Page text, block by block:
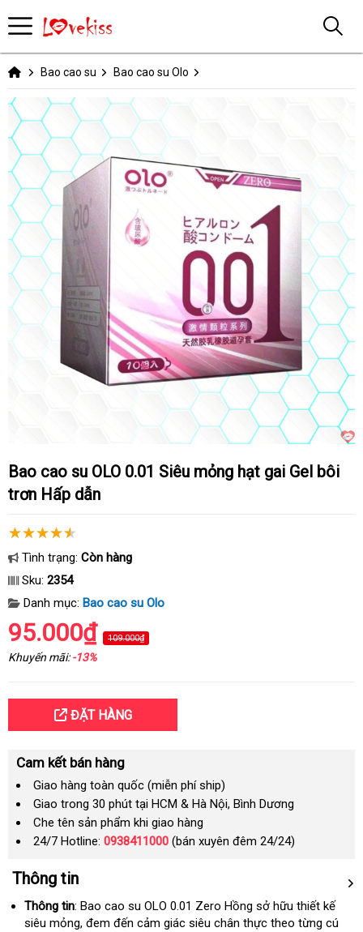
Bao cao su Bao cao su Olo
Bao cao su OLO 0.01 Siêu mỏng hạt gai Gel bôi
trơn Hấp dẫn
Tình trạng: Còn hàng
Sku: 2354
Danh mục: Bao cao su Olo
95.000₫ 109.000₫
Khuyến mãi:-13%
ĐẶT HÀNG
Cam kết bán hàng
Giao hàng toàn quốc (miễn phí ship)
Giao trong 30 phút tại HCM & Hà Nội, Bình Dương
Che tên sản phẩm khi giao hàng
24/7 Hotline: 0938411000 (bán xuyên đêm 24/24)
Thông tin
Thông tin: Bao cao su OLO 0.01 Zero Hồng sở hữu thiết kế
siêu mỏngtổng
, đem đến cảm giác siêu chân thực theo từng cú